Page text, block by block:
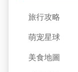
旅行攻略
萌宠星球
美食地圖